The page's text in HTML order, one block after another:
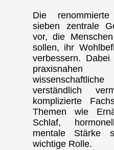
Die
sieben zentrale
vor, die
sollen, ihr
verbessern.
verständlich
komplizierte
Themen wie
Schlaf,
mentale Stärke
wichtige Rolle.